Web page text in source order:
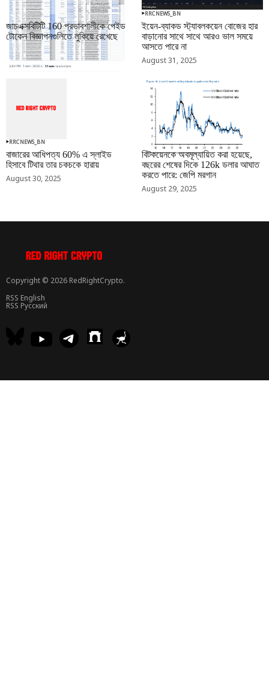
RRCNEWS_BN
জাচএক্সবিটিটি 160 প্রভাবশালীকে পেইড
টোকেন বিজ্ঞাপনগুলিতে লুকিয়ে রেখেছে
September 01, 2025
RRCNEWS_BN
ইয়েন-ব্যাকড স্ট্যাবলকয়েন বোজের হার
বাড়ানোর সাথে সাথে আরও ভাল সময়ে
আসতে পারে না
August 31, 2025
RRCNEWS_BN
বাজারের আধিপত্য 60% এ স্লাইড
হিসাবে টিথার তার চকচকে হারায়
August 30, 2025
RRCNEWS_BN
বিটকয়েনকে অবমূল্যায়িত করা হয়েছে,
বছরের শেষের দিকে 126k ডলার আঘাত
করতে পারে: জেপি মরগান
August 29, 2025
Copyright © 2026 RedRightCrypto.
RSS English
RSS Русский